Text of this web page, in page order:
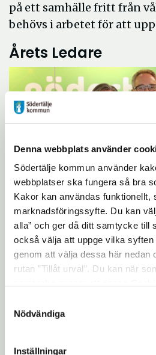
Denna webbplats använder
Södertälje kommun använder
webbplatser ska fungera så bra
Kakor kan användas funktionellt,
marknadsföringssyfte. Du kan
alla” och ger då ditt samtycke till
också välja att uppge vilka
genom att välja dessa här nedan
rutan ”Tillåt urval”. Du kan när
"Visa detaljer" kan du läsa om
hur vi och våra leverantörer
Nödvändiga
Inställningar
på ett samhälle fritt från
behövs i arbetet för att
Årets Ledare
Vinnare: Hans Öhlén,
Prisvärd: Kultur- och
stadsdirektör
Beskrivning: Priset delas